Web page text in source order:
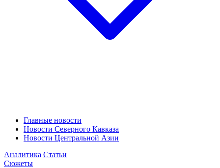
Главные новости
Новости Северного Кавказа
Новости Центральной Азии
Аналитика Статьи
Сюжеты